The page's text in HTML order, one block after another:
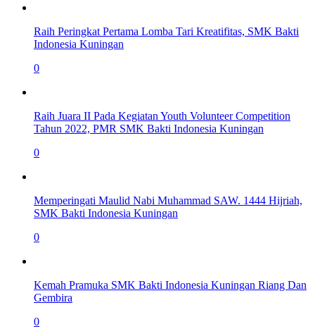
Raih Peringkat Pertama Lomba Tari Kreatifitas, SMK Bakti
Indonesia Kuningan
0
Raih Juara II Pada Kegiatan Youth Volunteer Competition
Tahun 2022, PMR SMK Bakti Indonesia Kuningan
0
Memperingati Maulid Nabi Muhammad SAW. 1444 Hijriah,
SMK Bakti Indonesia Kuningan
0
Kemah Pramuka SMK Bakti Indonesia Kuningan Riang Dan
Gembira
0